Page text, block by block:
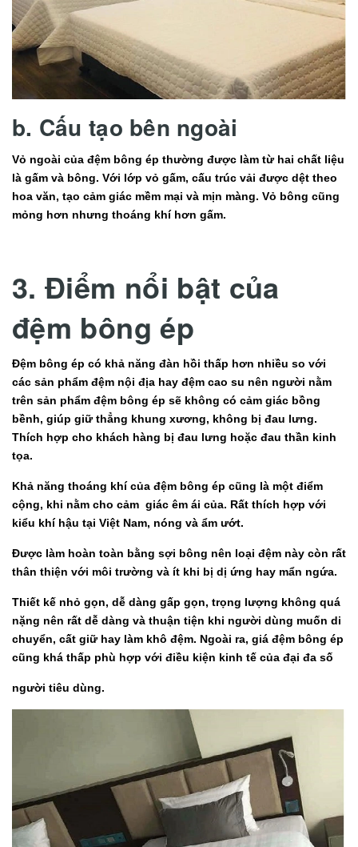
b. Cấu tạo bên ngoài
Vỏ ngoài của đệm bông ép thường được làm từ hai chất liệu
là gấm và bông. Với lớp vỏ gấm, cấu trúc vải được dệt theo
hoa văn, tạo cảm giác mềm mại và mịn màng. Vỏ bông cũng
mỏng hơn nhưng thoáng khí hơn gấm.
3. Điểm nổi bật của
đệm bông ép
Đệm bông ép có khả năng đàn hồi thấp hơn nhiều so với
các sản phẩm đệm nội địa hay đệm cao su nên người nằm
trên sản phẩm đệm bông ép sẽ không có cảm giác bồng
bềnh, giúp giữ thẳng khung xương, không bị đau lưng.
Thích hợp cho khách hàng bị đau lưng hoặc đau thần kinh
tọa.
Khả năng thoáng khí của đệm bông ép cũng là một điểm
cộng, khi nằm cho cảm giác êm ái của. Rất thích hợp với
kiểu khí hậu tại Việt Nam, nóng và ẩm ướt.
Được làm hoàn toàn bằng sợi bông nên loại đệm này còn rất
thân thiện với môi trường và ít khi bị dị ứng hay mẩn ngứa.
Thiết kế nhỏ gọn, dễ dàng gấp gọn, trọng lượng không quá
nặng nên rất dễ dàng và thuận tiện khi người dùng muốn di
chuyển, cất giữ hay làm khô đệm. Ngoài ra, giá đệm bông ép
cũng khá thấp phù hợp với điều kiện kinh tế của đại đa số
người tiêu dùng.